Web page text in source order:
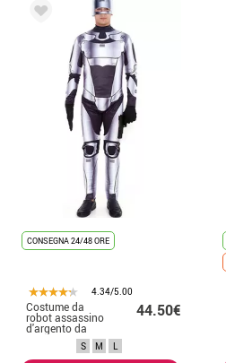
CONSEGNA 24/48 ORE
4.34/5.00
Costume da
robot assassino
d'argento da
uomo
44.50€
S M L